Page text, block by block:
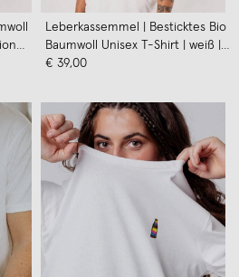
Leberkassemmel | Besticktes Bio
Baumwoll Unisex T-Shirt | weiß |
Fashion Drinks
€ 39,00